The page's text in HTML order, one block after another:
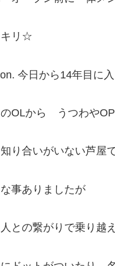
キリ☆
今日から14年目に
OLから うつわや
り合いがいない芦屋
事ありましたが
との繋がりで乗り越